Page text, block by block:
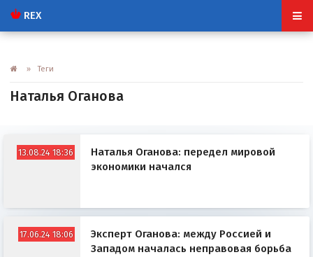
REX
» Теги
Наталья Оганова
13.08.24 18:36
Наталья Оганова: передел мировой
экономики начался
17.06.24 18:06
Эксперт Оганова: между Россией и
Западом началась неправовая борьба